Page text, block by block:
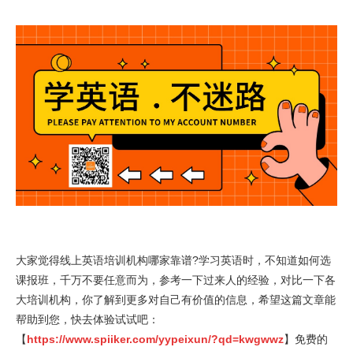
大家觉得线上英语培训机构哪家靠谱?学习英语时，不知道如何选
课报班，千万不要任意而为，参考一下过来人的经验，对比一下各
大培训机构，你了解到更多对自己有价值的信息，希望这篇文章能
帮助到您，快去体验试试吧：
【https://www.spiiker.com/yypeixun/?qd=kwgwwz】免费的